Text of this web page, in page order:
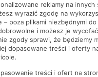
reklamy na innych
wyrazić zgodę na
– poza plikami niezbędnymi
i możesz je
zgody sprawi, że będziemy
dopasowane treści i oferty
treści i ofert na